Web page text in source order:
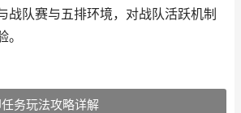
战队赛与五排环境，对战队活跃机制
务玩法攻略详解